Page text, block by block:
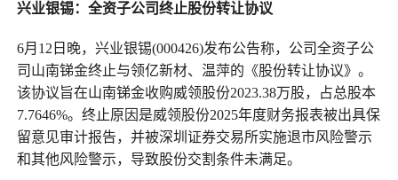
兴业银锡：全资子公司终止股份转让协议
6月12日晚，兴业银锡(000426)发布公告称，公司全资子公
司山南锑金终止与领亿新材、温萍的《股份转让协议》。
该协议旨在山南锑金收购威领股份2023.38万股，占总股本
7.7646%。终止原因是威领股份2025年度财务报表被出具保
留意见审计报告，并被深圳证券交易所实施退市风险警示
和其他风险警示，导致股份交割条件未满足。